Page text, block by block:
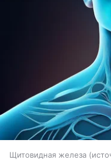
Щитовидная железа